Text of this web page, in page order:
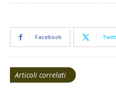
Facebook
Articoli correlati